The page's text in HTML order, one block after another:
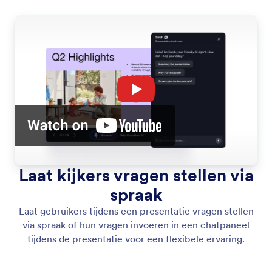
Laat kijkers vragen stellen via
spraak
Laat gebruikers tijdens een presentatie vragen stellen
via spraak of hun vragen invoeren in een chatpaneel
tijdens de presentatie voor een flexibele ervaring.